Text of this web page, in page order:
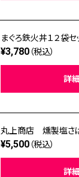
まぐろ鉄火丼１２袋セ
¥3,780 （税込）
詳
丸上商店 燻製塩さ
¥5,500 （税込）
詳